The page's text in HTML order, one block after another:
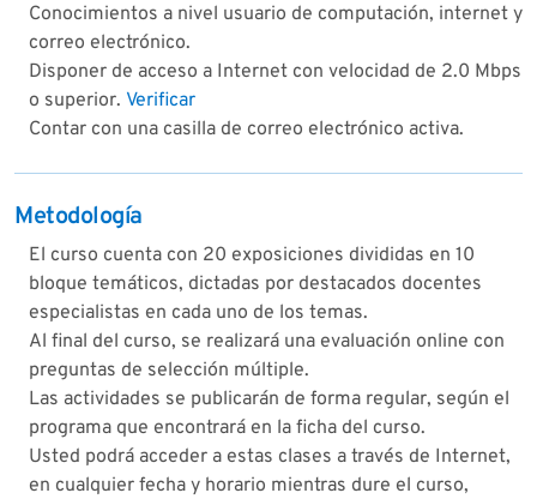
Conocimientos a nivel usuario de computación, internet y
correo electrónico.
Disponer de acceso a Internet con velocidad de 2.0 Mbps
o superior. Verificar
Contar con una casilla de correo electrónico activa.
Metodología
El curso cuenta con 20 exposiciones divididas en 10
bloque temáticos, dictadas por destacados docentes
especialistas en cada uno de los temas.
Al final del curso, se realizará una evaluación online con
preguntas de selección múltiple.
Las actividades se publicarán de forma regular, según el
programa que encontrará en la ficha del curso.
Usted podrá acceder a estas clases a través de Internet,
en cualquier fecha y horario mientras dure el curso,